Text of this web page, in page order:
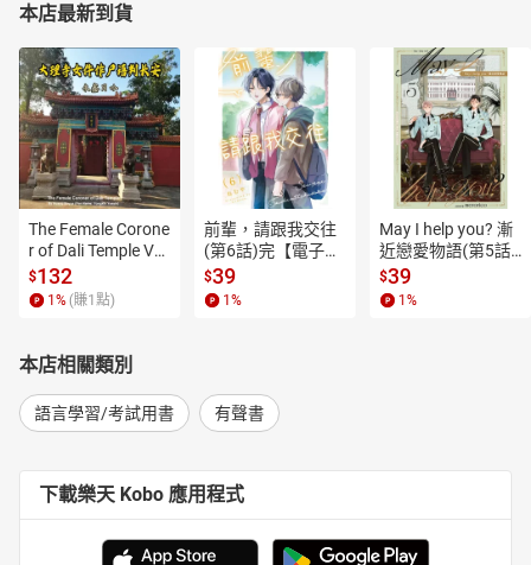
本店最新到貨
The Female Corone
r of Dali Temple Vo
l.6【有聲書】
$132
1 % (賺1 點)
前輩，請跟我交往
(第6話)完【電子
書】
$39
1 %
May I help you? 漸
近戀愛物語(第5話)
【電子書】
$39
1 %
本店相關類別
語言學習/考試用書 有聲書
下載樂天 Kobo 應用程式